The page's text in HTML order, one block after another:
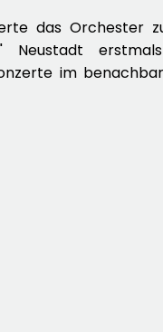
das Orchester
Neustadt
im